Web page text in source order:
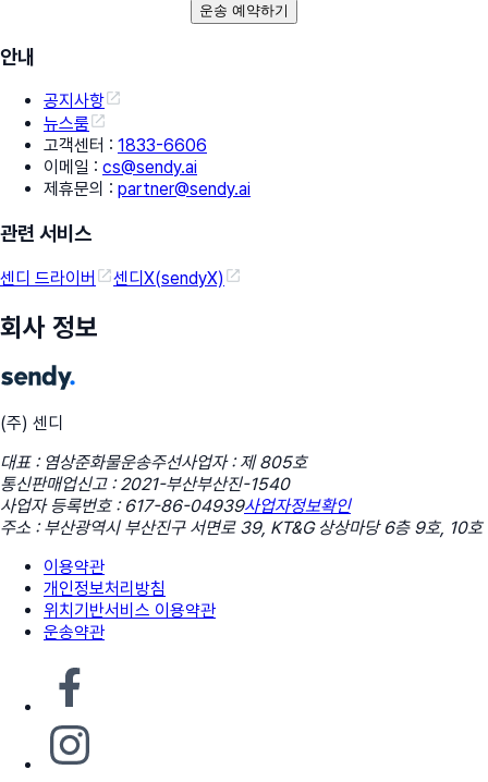
운송 예약하기
안내
공지사항
뉴스룸
고객센터 : 1833-6606
이메일 : cs@sendy.ai
제휴문의 : partner@sendy.ai
관련 서비스
센디 드라이버 센디X(sendyX)
회사 정보
(주) 센디
대표 : 염상준화물운송주선사업자 : 제 805호
통신판매업신고 : 2021-부산부산진-1540
사업자 등록번호 : 617-86-04939사업자정보확인
주소 : 부산광역시 부산진구 서면로 39, KT&G 상상마당 6층 9호, 10호
이용약관
개인정보처리방침
위치기반서비스 이용약관
운송약관